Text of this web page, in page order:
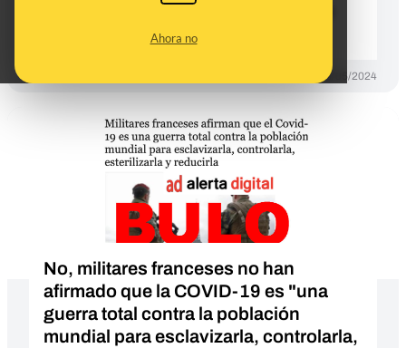
Ahora no
dice que no tiene militares en suelo
06/05/2024
No, militares franceses no han
afirmado que la COVID-19 es "una
guerra total contra la población
mundial para esclavizarla, controlarla,